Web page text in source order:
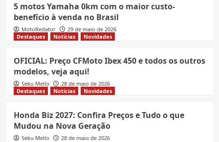
5 motos Yamaha 0km com o maior custo-
benefício à venda no Brasil
MotoRedator
29 de maio de 2026
Destaques
Notícias Novidades
OFICIAL: Preço CFMoto Ibex 450 e todos os outros
modelos, veja aqui!
Seku Mello
28 de maio de 2026
Destaques
Notícias Novidades
Honda Biz 2027: Confira Preços e Tudo o que
Mudou na Nova Geração
Seku Mello 28 de maio de 2026